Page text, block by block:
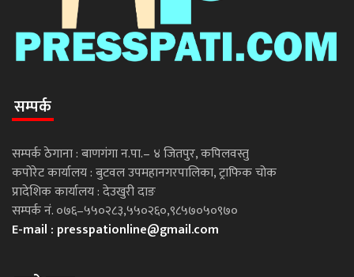
सम्पर्क
सम्पर्क ठेगाना : बाणगंगा न.पा.– ४ जितपुर, कपिलवस्तु
कपोरेट कार्यालय : बुटवल उपमहानगरपालिका, ट्राफिक चोक
प्रादेशिक कार्यालय : देउखुरी दाङ
सम्पर्क नं. ०७६–५५०२८३,५५०२६०,९८५७०५०९७०
E-mail : presspationline@gmail.com